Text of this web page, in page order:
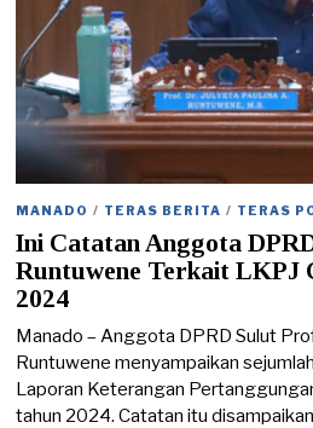
MANADO / TERAS BERITA / TERAS
Ini Catatan Anggota
Runtuwene Terkait LKPJ
2024
Manado – Anggota DPRD Sulut
Runtuwene menyampaikan
Laporan Keterangan
tahun 2024. Catatan itu